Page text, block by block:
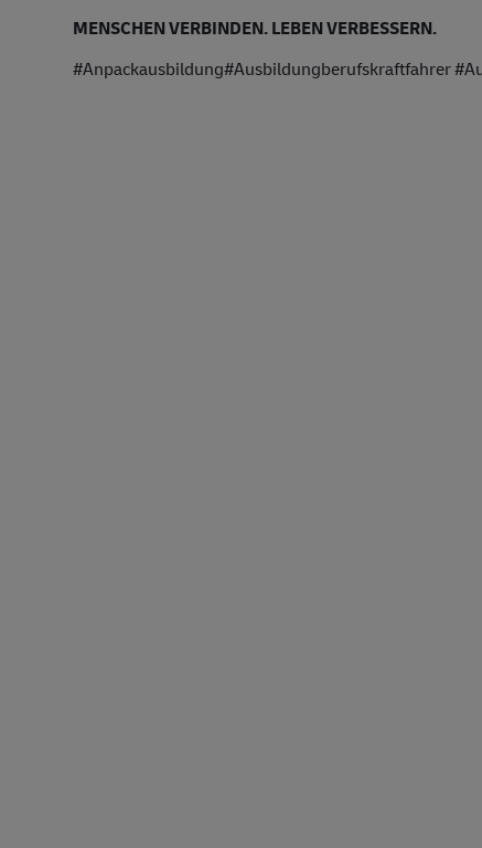
MENSCHEN VERBINDEN. LEBEN VERBESSERN.
#Anpackausbildung#Ausbildungberufskraftfahrer